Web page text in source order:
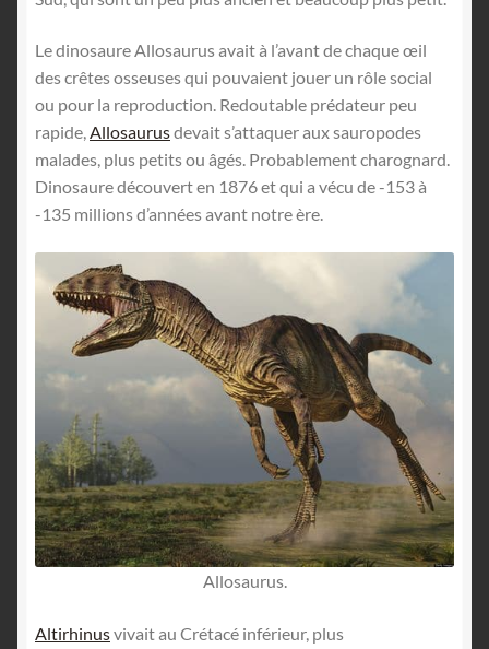
Le dinosaure Allosaurus avait à l’avant de chaque œil
des crêtes osseuses qui pouvaient jouer un rôle social
ou pour la reproduction. Redoutable prédateur peu
rapide,Allosaurusdevait s’attaquer aux sauropodes
malades, plus petits ou âgés. Probablement charognard.
Dinosaure découvert en 1876 et qui a vécu de -153 à
-135 millions d’années avant notre ère.
Allosaurus.
Altirhinusvivait au Crétacé inférieur, plus